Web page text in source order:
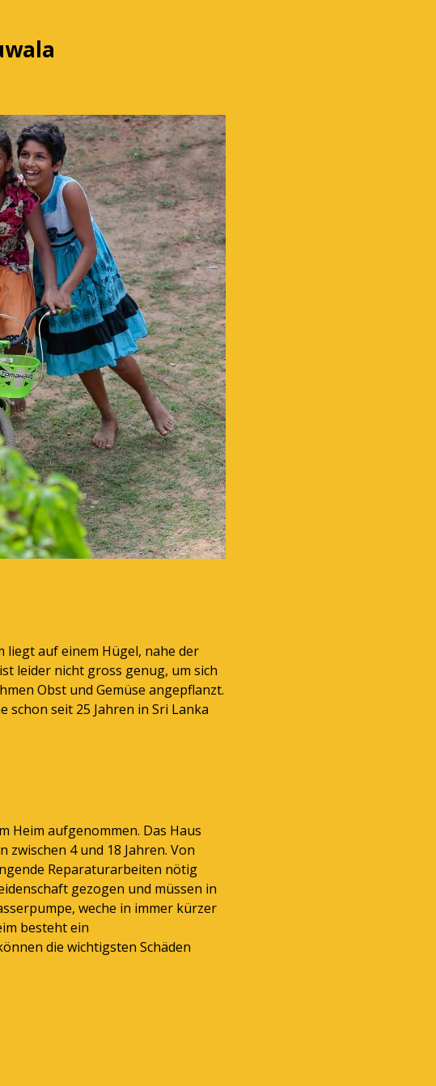
liegt auf einem Hügel, nahe der
leider nicht gross genug, um sich
Obst und Gemüse angepflanzt.
seit 25 Jahren in Sri Lanka
Heim aufgenommen. Das Haus
zwischen 4 und 18 Jahren. Von
Reparaturarbeiten nötig
gezogen und müssen in
weche in immer kürzer
besteht ein
die wichtigsten Schäden